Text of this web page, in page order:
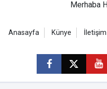
Merhaba
Anasayfa Künye İletişim